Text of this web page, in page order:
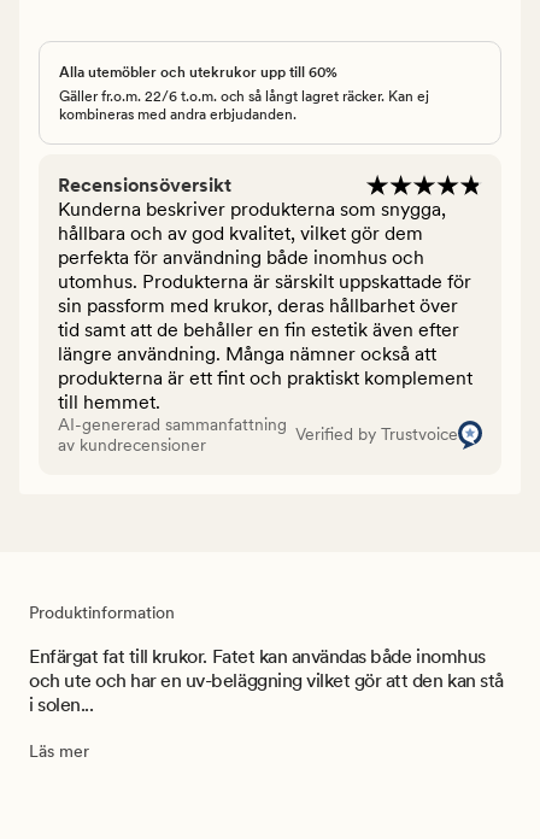
Alla utemöbler och utekrukor upp till 60%
Gäller fr.o.m. 22/6 t.o.m. och så långt lagret räcker. Kan ej
kombineras med andra erbjudanden.
Recensionsöversikt
Kunderna beskriver produkterna som snygga,
hållbara och av god kvalitet, vilket gör dem
perfekta för användning både inomhus och
utomhus. Produkterna är särskilt uppskattade för
sin passform med krukor, deras hållbarhet över
tid samt att de behåller en fin estetik även efter
längre användning. Många nämner också att
produkterna är ett fint och praktiskt komplement
till hemmet.
AI-genererad sammanfattning
av kundrecensioner
Verified by Trustvoice
Produktinformation
Enfärgat fat till krukor. Fatet kan användas både inomhus
och ute och har en uv-beläggning vilket gör att den kan stå
i solen...
Läs mer